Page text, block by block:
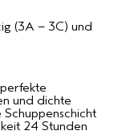
(3A – 3C) und
und dichte
24 Stunden